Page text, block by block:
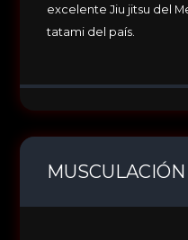
excelente Jiu jitsu del
tatami del país.
MUSCULACIÓN